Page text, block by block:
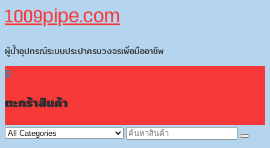
1009pipe.com
ผู้น้ำอุปกรณ์ระบบประปาครบวงจรเพื่อมืออาชีพ
0
ตะกร้าสินค้า